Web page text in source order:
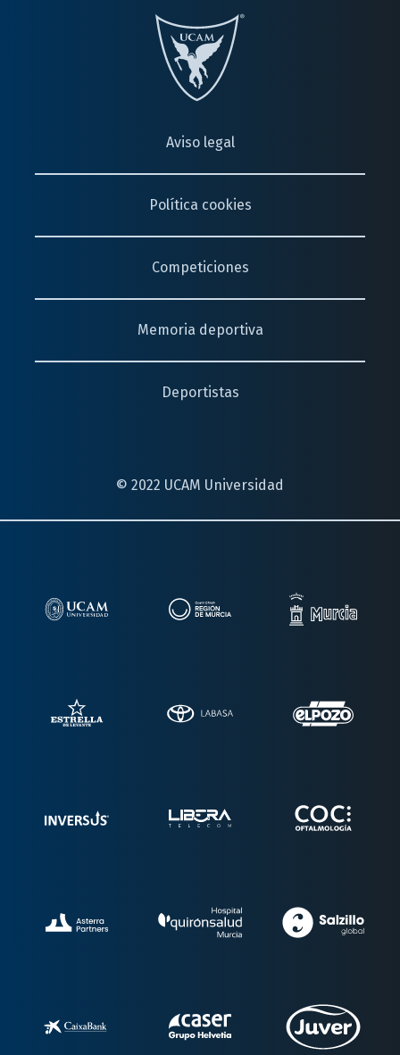
Aviso legal
Política cookies
Competiciones
Memoria deportiva
Deportistas
© 2022 UCAM Universidad